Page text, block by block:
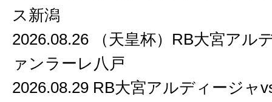
ス新潟
2026.08.26 （天皇杯）RB大宮アル
ァンラーレ八戸
2026.08.29 RB大宮アルディージャ